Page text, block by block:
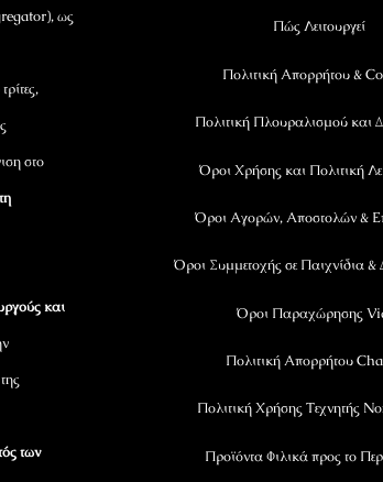
ως
στο
και
των
Πώς Λειτουργεί
Πολιτική Απορρήτου &
Πολιτική Πλουραλισμού και
Όροι Χρήσης και Πολιτική
Όροι Αγορών, Αποστολών &
Όροι Συμμετοχής σε Παιχνίδια &
Όροι Παραχώρησης
Πολιτική Απορρήτου
Πολιτική Χρήσης Τεχνητής
Προϊόντα Φιλικά προς το